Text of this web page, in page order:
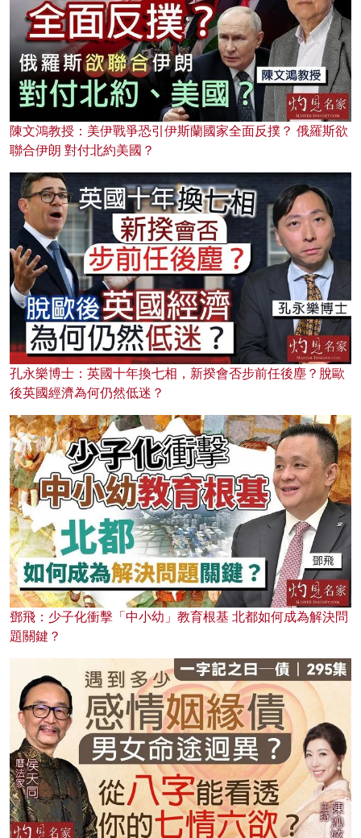
陳文鴻教授：美伊戰爭恐引伊斯蘭國家全面反撲？ 俄羅斯欲
聯合伊朗 對付北約美國？
孔永樂博士：英國十年換七相，新揆會否步前任後塵？脫歐
後英國經濟為何仍然低迷？
鄧飛：少子化衝擊「中小幼」教育根基 北都如何成為解決問
題關鍵？